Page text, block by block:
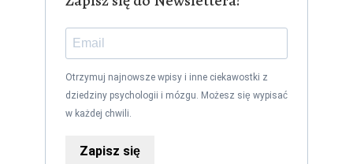
Otrzymuj najnowsze wpisy i inne ciekawostki z
dziedziny psychologii i mózgu. Możesz się wypisać
w każdej chwili.
Zapisz się